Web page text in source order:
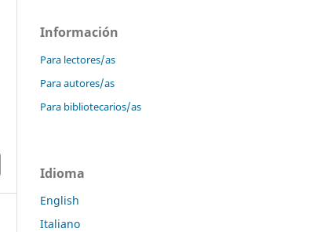
Información
Para lectores/as
Para autores/as
Para bibliotecarios/as
Idioma
English
Italiano